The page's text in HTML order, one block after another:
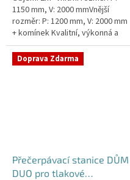
1150 mm, V: 2000 mmVnější
rozměr: P: 1200 mm, V: 2000 mm
+ komínek Kvalitní, výkonná a
extrémně spolehlivá
přečerpávací stanice k
rodinným a...
Doprava Zdarma
Přečerpávací stanice DŮM
DUO pro tlakové